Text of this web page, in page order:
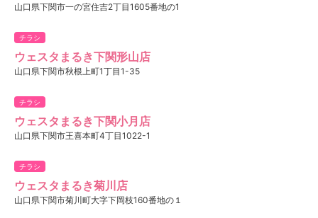
山口県下関市一の宮住吉2丁目1605番地の1
チラシ
ウェスタまるき下関形山店
山口県下関市秋根上町1丁目1-35
チラシ
ウェスタまるき下関小月店
山口県下関市王喜本町4丁目1022-1
チラシ
ウェスタまるき菊川店
山口県下関市菊川町大字下岡枝160番地の１